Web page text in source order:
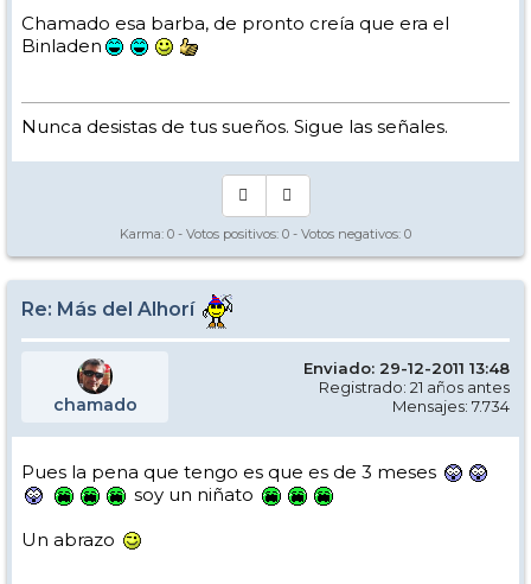
Chamado esa barba, de pronto creía que era el
Binladen
Nunca desistas de tus sueños. Sigue las señales.
Karma: 0 - Votos positivos: 0 - Votos negativos: 0
Re: Más del Alhorí
chamado
Enviado: 29-12-2011 13:48
Registrado: 21 años antes
Mensajes: 7.734
Pues la pena que tengo es que es de 3 meses
soy un niñato
Un abrazo